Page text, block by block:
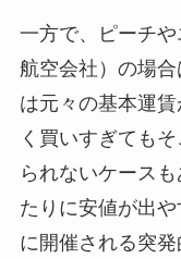
一方で、ピーチ
航空会社）の場
は元々の基本運
く買いすぎても
られないケース
たりに安値が出
に開催される突